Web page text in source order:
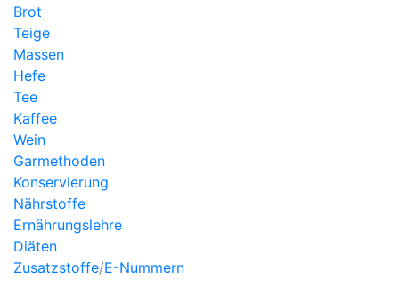
Brot
Teige
Massen
Hefe
Tee
Kaffee
Wein
Garmethoden
Konservierung
Nährstoffe
Ernährungslehre
Diäten
Zusatzstoffe/E-Nummern